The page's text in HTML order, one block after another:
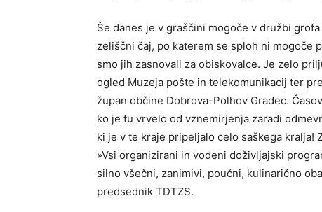
Še danes je v graščini mogoče v družbi
zeliščni čaj, po katerem se sploh ni mogoče
smo jih zasnovali za obiskovalce. Je zelo
ogled Muzeja pošte in telekomunikacij ter
župan občine Dobrova-Polhov Gradec.
ko je tu vrvelo od vznemirjenja zaradi
ki je v te kraje pripeljalo celo saškega kralja!
»Vsi organizirani in vodeni doživljajski
silno všečni, zanimivi, poučni, kulinarično
predsednik TDTZS.